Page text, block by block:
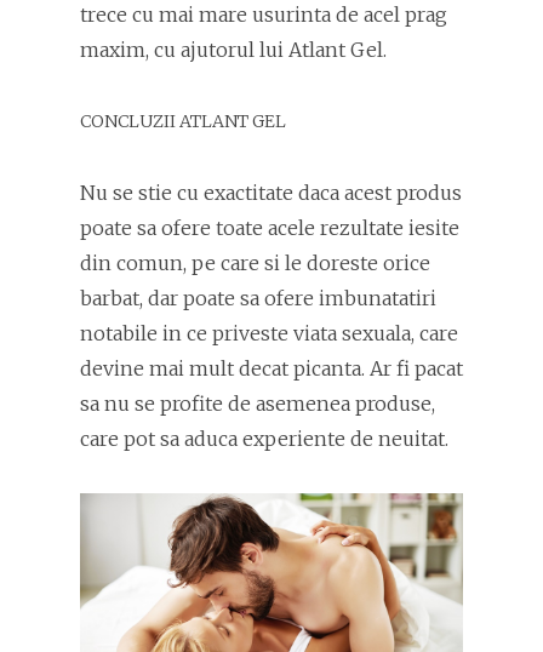
trece cu mai mare usurinta de acel prag
maxim, cu ajutorul lui Atlant Gel.
CONCLUZII ATLANT GEL
Nu se stie cu exactitate daca acest produs
poate sa ofere toate acele rezultate iesite
din comun, pe care si le doreste orice
barbat, dar poate sa ofere imbunatatiri
notabile in ce priveste viata sexuala, care
devine mai mult decat picanta. Ar fi pacat
sa nu se profite de asemenea produse,
care pot sa aduca experiente de neuitat.